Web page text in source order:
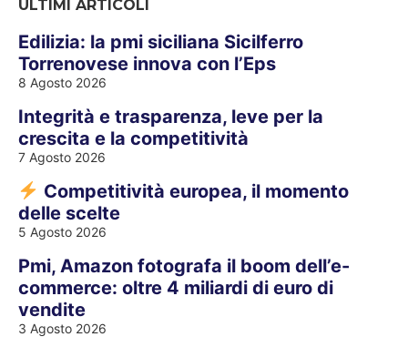
ULTIMI ARTICOLI
Edilizia: la pmi siciliana Sicilferro
Torrenovese innova con l’Eps
8 Agosto 2026
Integrità e trasparenza, leve per la
crescita e la competitività
7 Agosto 2026
Competitività europea, il momento
delle scelte
5 Agosto 2026
Pmi, Amazon fotografa il boom dell’e-
commerce: oltre 4 miliardi di euro di
vendite
3 Agosto 2026